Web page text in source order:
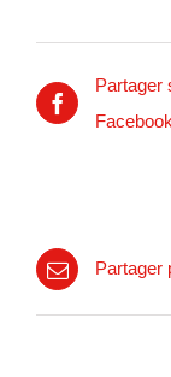
Partager
Facebook
Partager